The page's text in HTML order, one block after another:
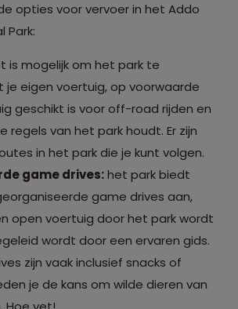
opties voor vervoer in het Addo
Park:
is mogelijk om het park te
je eigen voertuig, op voorwaarde
geschikt is voor off-road rijden en
regels van het park houdt. Er zijn
in het park die je kunt volgen.
game drives:het park biedt
game drives aan,
open voertuig door het park wordt
wordt door een ervaren gids.
zijn vaak inclusief snacks of
je de kans om wilde dieren van